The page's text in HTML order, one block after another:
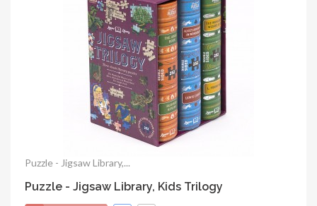
Puzzle - Jigsaw Library,...
Puzzle - Jigsaw Library, Kids Trilogy